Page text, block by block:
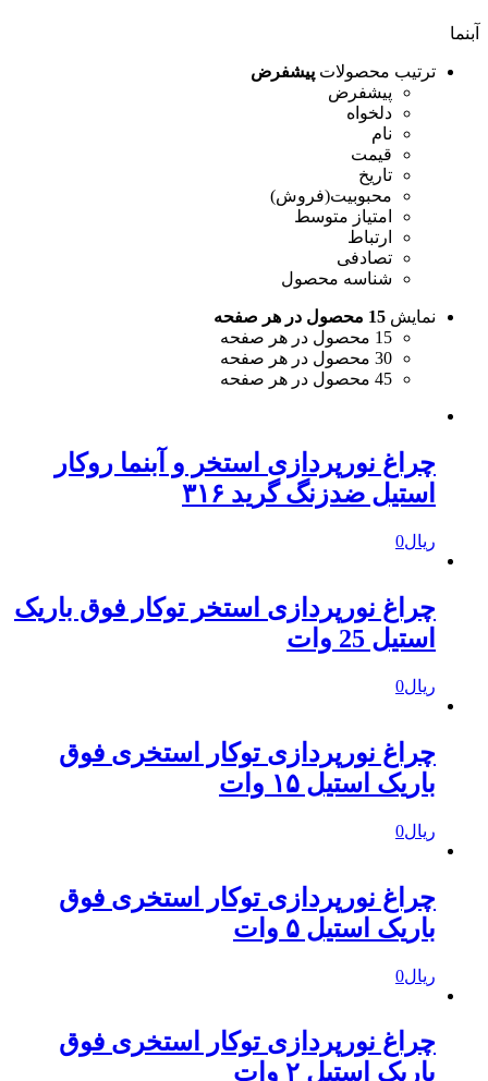
آبنما
ترتیب محصولات پیشفرض
پیشفرض
دلخواه
نام
قیمت
تاریخ
محبوبیت(فروش)
امتیاز متوسط
ارتباط
تصادفی
شناسه محصول
نمایش 15 محصول در هر صفحه
15 محصول در هر صفحه
30 محصول در هر صفحه
45 محصول در هر صفحه
چراغ نورپردازی استخر و آبنما روکار
استیل ضدزنگ گرید ۳۱۶
ریال0
چراغ نورپردازی استخر توکار فوق باریک
استیل 25 وات
ریال0
چراغ نورپردازی توکار استخری فوق
باریک استیل ۱۵ وات
ریال0
چراغ نورپردازی توکار استخری فوق
باریک استیل ۵ وات
ریال0
چراغ نورپردازی توکار استخری فوق
باریک استیل ۲ وات